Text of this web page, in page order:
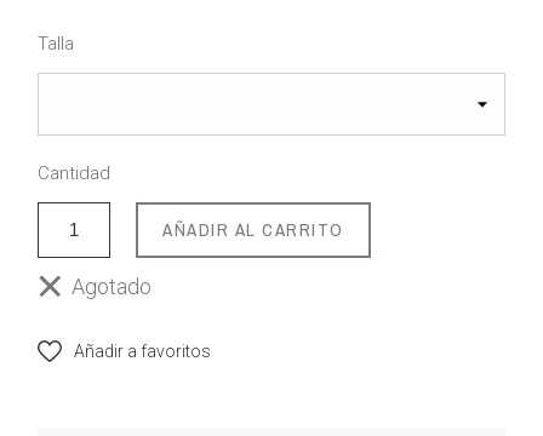
Talla
Cantidad
AÑADIR AL CARRITO
Agotado
Añadir a favoritos